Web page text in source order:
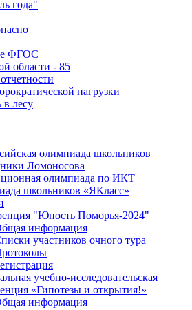
года"
ФГОС
области - 85
нагрузки
в лесу
олимпиада школьников
Ломоносова
олимпиада по ИКТ
школьников «ЯКласс»
"Юность Поморья-2024"
информация
участников очного тура
учебно-исследовательская
«Гипотезы и открытия!»
информация